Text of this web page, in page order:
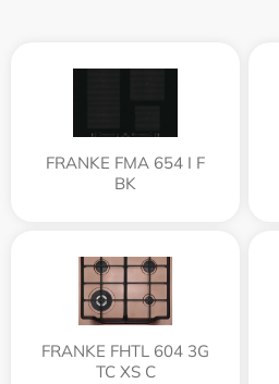
FRANKE FMA 654 I F
BK
FRANKE FHTL 604 3G
TC XS C